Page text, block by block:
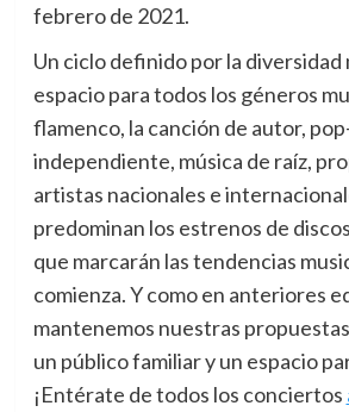
febrero de 2021.
Un ciclo definido por la diversidad
espacio para todos los géneros
flamenco, la canción de autor,
independiente, música de raíz,
artistas nacionales e
predominan los estrenos de
que marcarán las tendencias
comienza. Y como en anteriores
mantenemos nuestras
un público familiar y un espacio
¡Entérate de todos los conciertos